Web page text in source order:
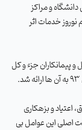
و مراکز
نوروز خدمات اثر
پیمانکاران جزء و کل
.
اعتیاد و بزهکاری
اصلی این عوامل بی